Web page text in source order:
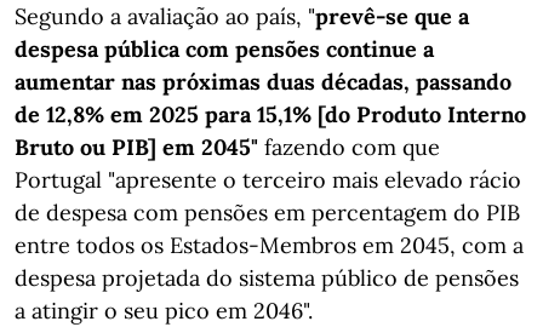
Segundo a avaliação ao país, "prevê-se que a
despesa pública com pensões continue a
aumentar nas próximas duas décadas, passando
de 12,8% em 2025 para 15,1% [do Produto Interno
Bruto ou PIB] em 2045" fazendo com que
Portugal "apresente o terceiro mais elevado rácio
de despesa com pensões em percentagem do PIB
entre todos os Estados-Membros em 2045, com a
despesa projetada do sistema público de pensões
a atingir o seu pico em 2046".